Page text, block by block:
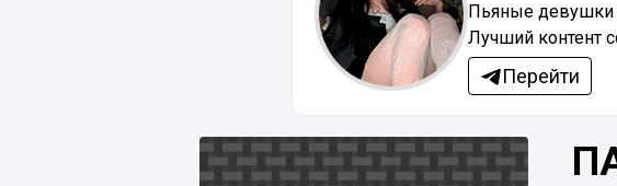
Пьяные девушки
Лучший контент
Перейти